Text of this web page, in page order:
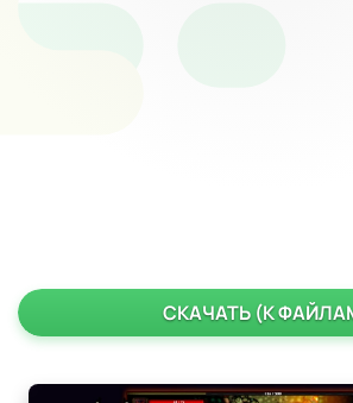
СКАЧАТЬ (К